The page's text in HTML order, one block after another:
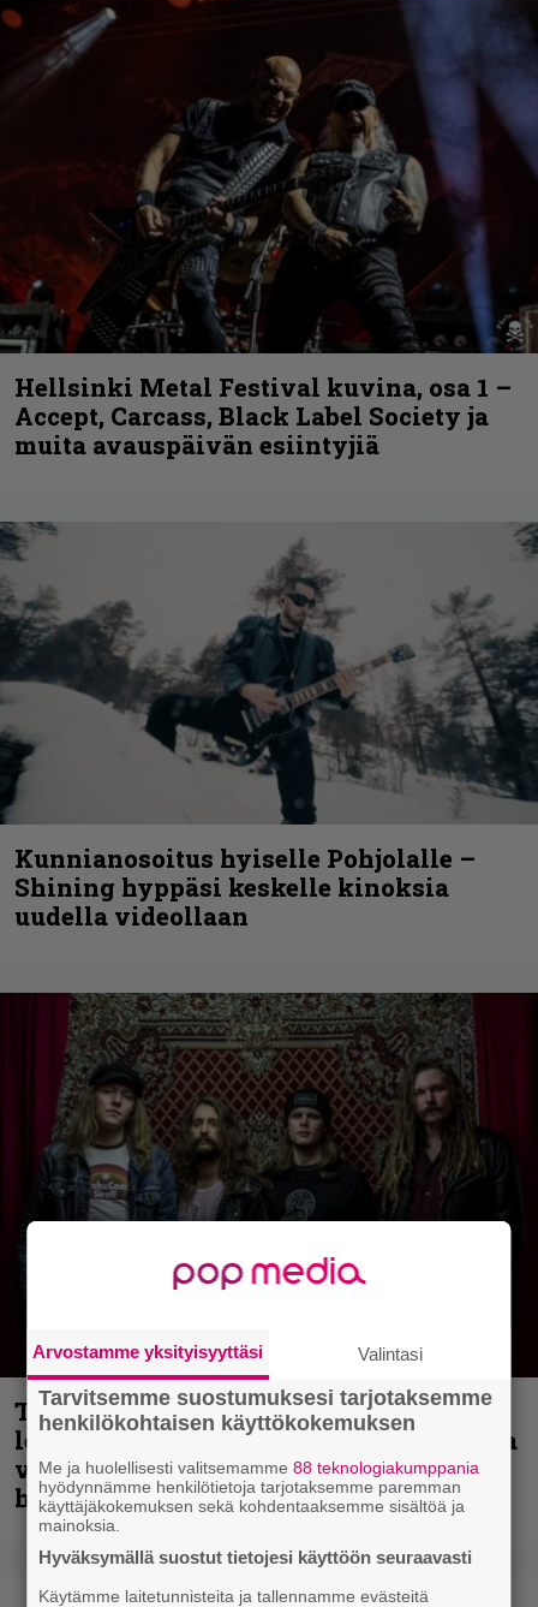
Hellsinki Metal Festival kuvina, osa 1 –
Accept, Carcass, Black Label Society ja
muita avauspäivän esiintyjiä
Kunnianosoitus hyiselle Pohjolalle –
Shining hyppäsi keskelle kinoksia
uudella videollaan
Thrash ’n’ roll -yhtye Madred ryydittää
levyjulkaisua keikkareissulla kuvatulla
videolla – ”Oltiin pakussa kusihädässä
helvetin väsyneenä…”
Arvostamme yksityisyyttäsi Valintasi
Tarvitsemme suostumuksesi tarjotaksemme
henkilökohtaisen käyttökokemuksen
Me ja huolellisesti valitsemamme88 teknologiakumppania
hyödynnämme henkilötietoja tarjotaksemme paremman
käyttäjäkokemuksen sekä kohdentaaksemme sisältöä ja
mainoksia.
Hyväksymällä suostut tietojesi käyttöön seuraavasti
Käytämme laitetunnisteita ja tallennamme evästeitä